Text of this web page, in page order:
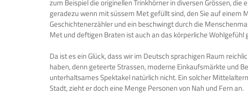
zum Beispiel die originellen Trinkhörner in diversen Grössen,
geradezu wenn mit süssem Met gefüllt sind, den Sie auf
Geschichtenerzähler und ein beschwingt durch die
Met und deftigen Braten ist auch an das körperliche Wohlgefühl
Da ist es ein Glück, dass wir im Deutsch sprachigen Raum
haben, denn geteerte Strassen, moderne Einkaufsmärkte und
unterhaltsames Spektakel natürlich nicht. Ein solcher
Stadt, zieht er doch eine Menge Personen von Nah und Fern an.